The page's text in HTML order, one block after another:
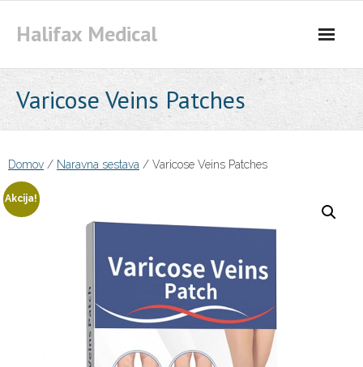
Halifax Medical
Varicose Veins Patches
Domov / Naravna sestava / Varicose Veins Patches
Akcija!